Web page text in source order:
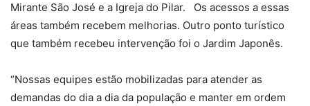
Mirante São José e a Igreja do Pilar. Os acessos a essas
áreas também recebem melhorias. Outro ponto turístico
que também recebeu intervenção foi o Jardim Japonês.
“Nossas equipes estão mobilizadas para atender as
demandas do dia a dia da população e manter em ordem